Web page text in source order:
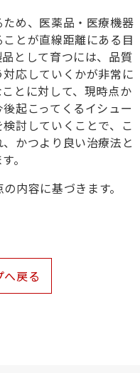
め、医薬品・医療機器
とが直線距離にある目
として育つには、品質
応していくかが非常に
とに対して、現時点か
起こってくるイシュー
討していくことで、こ
かつより良い治療法と
。
内容に基づきます。
戻る